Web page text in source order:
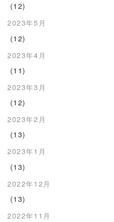
(12)
2023年5月
(12)
2023年4月
(11)
2023年3月
(12)
2023年2月
(13)
2023年1月
(13)
2022年12月
(13)
2022年11月